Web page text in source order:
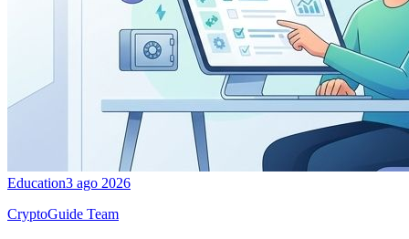
Education3 ago 2026
CryptoGuide Team